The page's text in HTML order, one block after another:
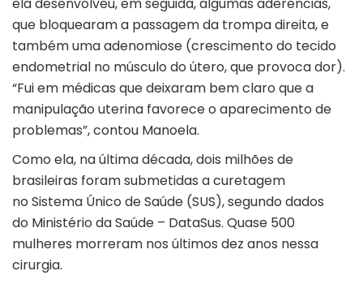
ela desenvolveu, em seguida, algumas aderências,
que bloquearam a passagem da trompa direita, e
também uma adenomiose (crescimento do tecido
endometrial no músculo do útero, que provoca dor).
“Fui em médicas que deixaram bem claro que a
manipulação uterina favorece o aparecimento de
problemas”, contou Manoela.
Como ela, na última década, dois milhões de
brasileiras foram submetidas a curetagem
no Sistema Único de Saúde (SUS), segundo dados
do Ministério da Saúde – DataSus. Quase 500
mulheres morreram nos últimos dez anos nessa
cirurgia.